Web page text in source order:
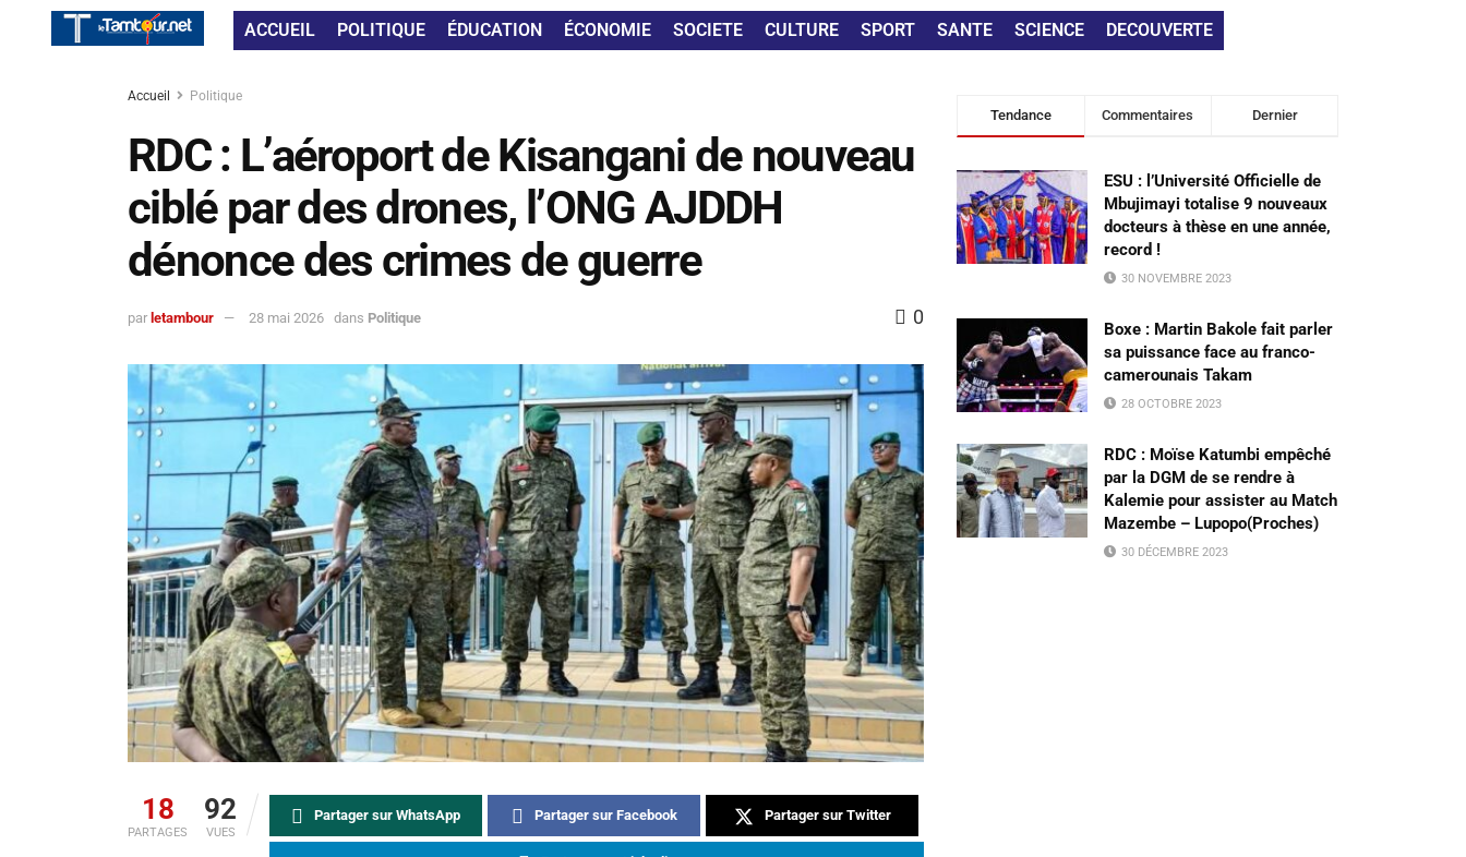
ACCUEIL POLITIQUE ÉDUCATION ÉCONOMIE SOCIETE CULTURE SPORT SANTE SCIENCE DECOUVERTE
Accueil Politique
RDC : L’aéroport de Kisangani de nouveau
ciblé par des drones, l’ONG AJDDH
dénonce des crimes de guerre
par letambour 28 mai 2026 dans Politique 0
18
PARTAGES
92
VUES
Partager sur WhatsApp Partager sur Facebook Partager sur Twitter
Tendance Commentaires Dernier
ESU : l’Université Officielle de
Mbujimayi totalise 9 nouveaux
docteurs à thèse en une année,
record !
30 NOVEMBRE 2023
Boxe : Martin Bakole fait parler
sa puissance face au franco-
camerounais Takam
28 OCTOBRE 2023
RDC : Moïse Katumbi empêché
par la DGM de se rendre à
Kalemie pour assister au Match
Mazembe – Lupopo(Proches)
30 DÉCEMBRE 2023